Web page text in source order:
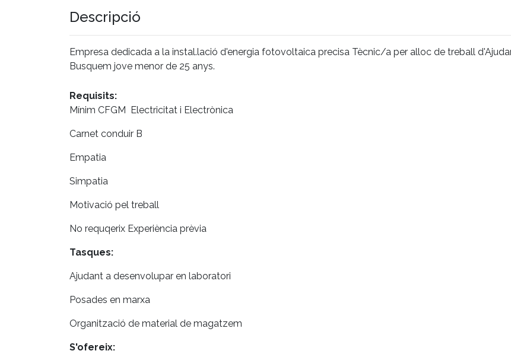
Descripció
Empresa dedicada a la instal.lació d'energia fotovoltaica precisa Tècnic/a per alloc de treball
Busquem jove menor de 25 anys.
Requisits:
Mínim CFGM Electricitat i Electrònica
Carnet conduir B
Empatia
Simpatia
Motivació pel treball
No requqerix Experiència prèvia
Tasques:
Ajudant a desenvolupar en laboratori
Posades en marxa
Organització de material de magatzem
S'ofereix: